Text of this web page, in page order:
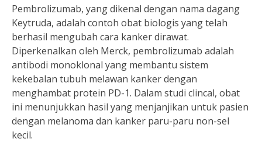
Pembrolizumab, yang dikenal dengan nama dagang
Keytruda, adalah contoh obat biologis yang telah
berhasil mengubah cara kanker dirawat.
Diperkenalkan oleh Merck, pembrolizumab adalah
antibodi monoklonal yang membantu sistem
kekebalan tubuh melawan kanker dengan
menghambat protein PD-1. Dalam studi clincal, obat
ini menunjukkan hasil yang menjanjikan untuk pasien
dengan melanoma dan kanker paru-paru non-sel
kecil.